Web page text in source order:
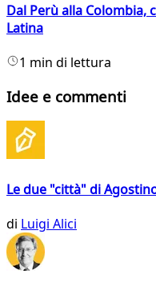
Dal Perù alla Colombia,
Latina
1 min di lettura
Idee e commenti
Le due "città" di
di Luigi Alici